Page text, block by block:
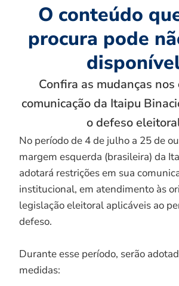
O conteúdo
procura pode
Confira as mudanças nos
comunicação da Itaipu
o defeso
No período de 4 de julho a 25 de
margem esquerda (brasileira) da
adotará restrições em sua
institucional, em atendimento às
legislação eleitoral aplicáveis ao
defeso.
Durante esse período, serão
medidas: